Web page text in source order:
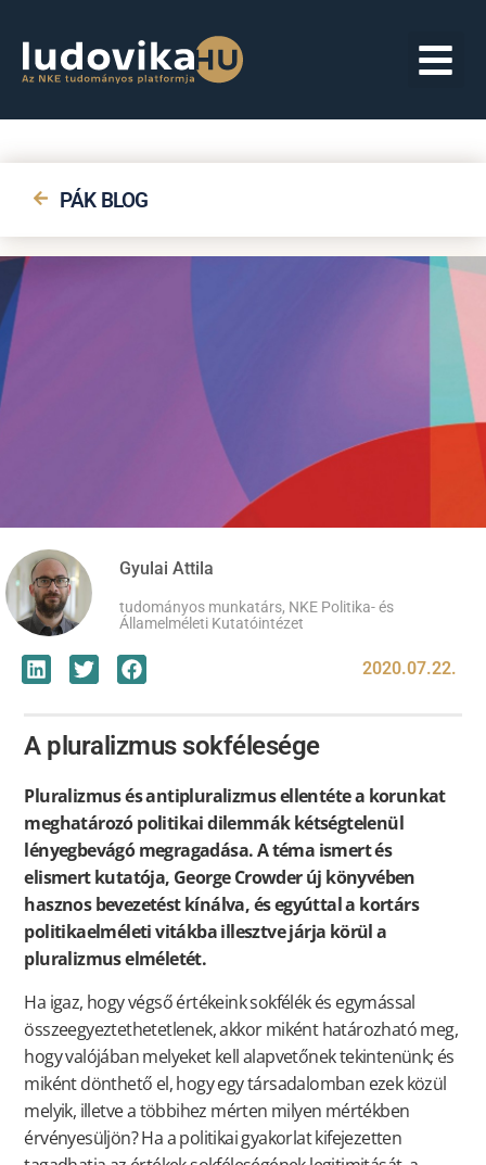
PÁK BLOG
Gyulai Attila
tudományos munkatárs, NKE Politika- és
Államelméleti Kutatóintézet
2020.07.22.
A pluralizmus sokfélesége
Pluralizmus és antipluralizmus ellentéte a korunkat
meghatározó politikai dilemmák kétségtelenül
lényegbevágó megragadása. A téma ismert és
elismert kutatója, George Crowder új könyvében
hasznos bevezetést kínálva, és egyúttal a kortárs
politikaelméleti vitákba illesztve járja körül a
pluralizmus elméletét.
Ha igaz, hogy végső értékeink sokfélék és egymással
összeegyeztethetetlenek, akkor miként határozható meg,
hogy valójában melyeket kell alapvetőnek tekintenünk; és
miként dönthető el, hogy egy társadalomban ezek közül
melyik, illetve a többihez mérten milyen mértékben
érvényesüljön? Ha a politikai gyakorlat kifejezetten